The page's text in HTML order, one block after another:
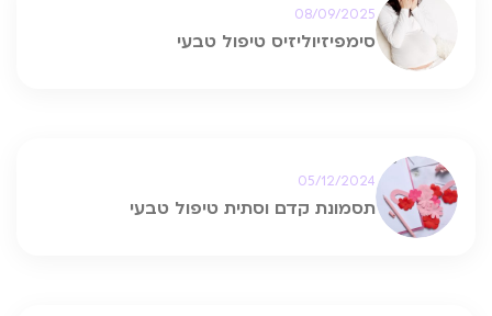
סימפיזיוליזיס טיפול טבעי
08/09/2025
תסמונת קדם וסתית טיפול טבעי
05/12/2024